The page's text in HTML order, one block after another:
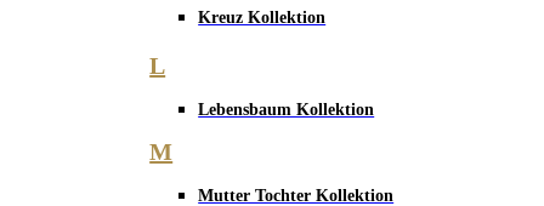
Kreuz Kollektion
L
Lebensbaum Kollektion
M
Mutter Tochter Kollektion